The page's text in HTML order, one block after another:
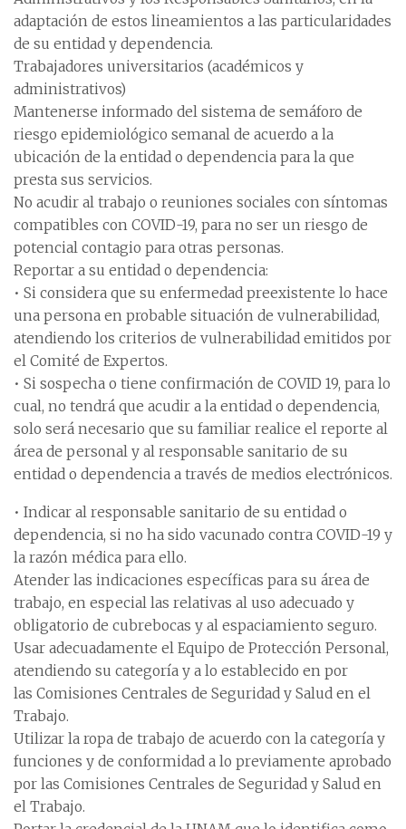
adaptación de estos lineamientos a las particularidades
de su entidad y dependencia.
Trabajadores universitarios (académicos y
administrativos)
Mantenerse informado del sistema de semáforo de
riesgo epidemiológico semanal de acuerdo a la
ubicación de la entidad o dependencia para la que
presta sus servicios.
No acudir al trabajo o reuniones sociales con síntomas
compatibles con COVID-19, para no ser un riesgo de
potencial contagio para otras personas.
Reportar a su entidad o dependencia:
• Si considera que su enfermedad preexistente lo hace
una persona en probable situación de vulnerabilidad,
atendiendo los criterios de vulnerabilidad emitidos por
el Comité de Expertos.
• Si sospecha o tiene confirmación de COVID 19, para lo
cual, no tendrá que acudir a la entidad o dependencia,
solo será necesario que su familiar realice el reporte al
área de personal y al responsable sanitario de su
entidad o dependencia a través de medios electrónicos.
• Indicar al responsable sanitario de su entidad o
dependencia, si no ha sido vacunado contra COVID-19 y
la razón médica para ello.
Atender las indicaciones específicas para su área de
trabajo, en especial las relativas al uso adecuado y
obligatorio de cubrebocas y al espaciamiento seguro.
Usar adecuadamente el Equipo de Protección Personal,
atendiendo su categoría y a lo establecido en por
las Comisiones Centrales de Seguridad y Salud en el
Trabajo.
Utilizar la ropa de trabajo de acuerdo con la categoría y
funciones y de conformidad a lo previamente aprobado
por las Comisiones Centrales de Seguridad y Salud en
el Trabajo.